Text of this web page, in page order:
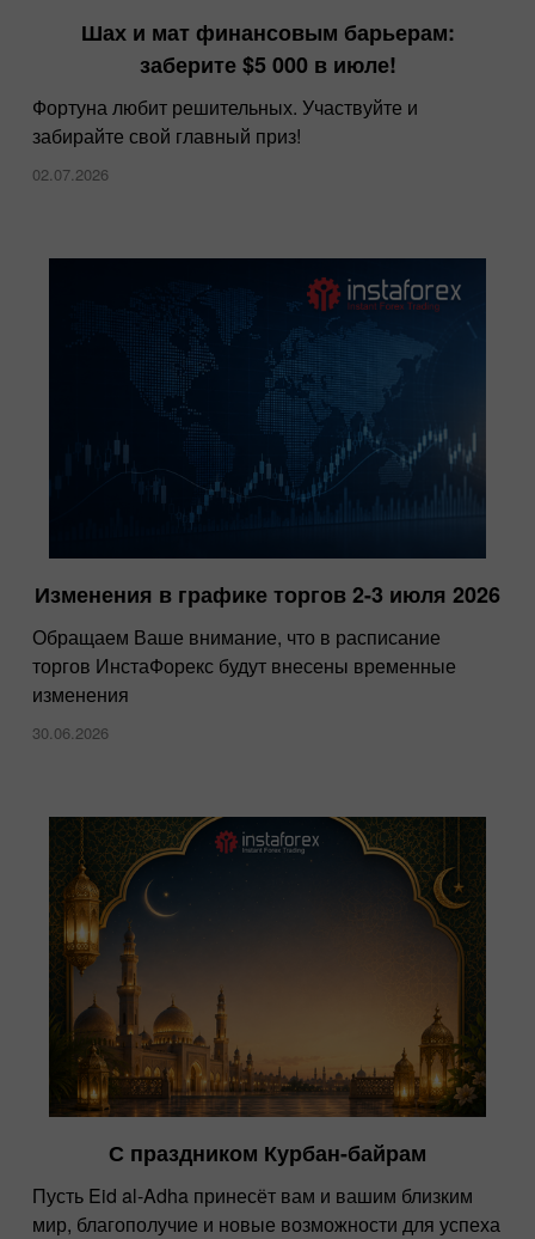
на рынке
InstaForex получила награду “Lowest
Spreads Broker of the Year” на Forex Expo
Dubai 2025
15.10.2025
Шах и мат финансовым барьерам:
заберите $5 000 в июле!
Фортуна любит решительных. Участвуйте и
забирайте свой главный приз!
02.07.2026
Изменения в графике торгов 2-3 июля 2026
Обращаем Ваше внимание, что в расписание
торгов ИнстаФорекс будут внесены временные
изменения
30.06.2026
С праздником Курбан-байрам
Пусть Eid al-Adha принесёт вам и вашим близким
мир, благополучие и новые возможности для успеха